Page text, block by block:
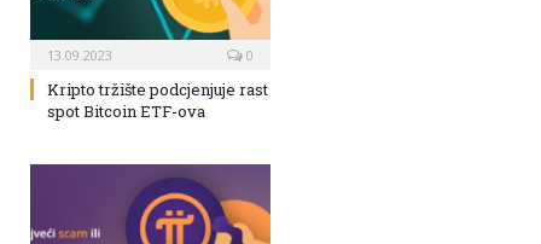
13.09.2023 0
Kripto tržište podcjenjuje rast
spot Bitcoin ETF-ova